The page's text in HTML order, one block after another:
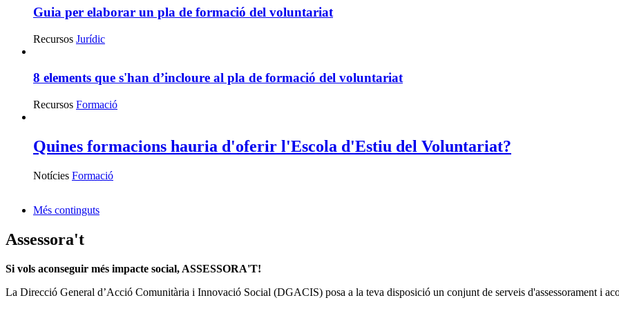
Guia per elaborar un pla de formació del voluntariat
Recursos Jurídic
8 elements que s'han d’incloure al pla de formació del voluntariat
Recursos Formació
Quines formacions hauria d'oferir l'Escola d'Estiu del Voluntariat?
Notícies Formació
Més continguts
Assessora't
Si vols aconseguir més impacte social, ASSESSORA'T!
La Direcció General d’Acció Comunitària i Innovació Social (DGACIS) posa a la teva disposició un conjunt de serveis d'assessorament i